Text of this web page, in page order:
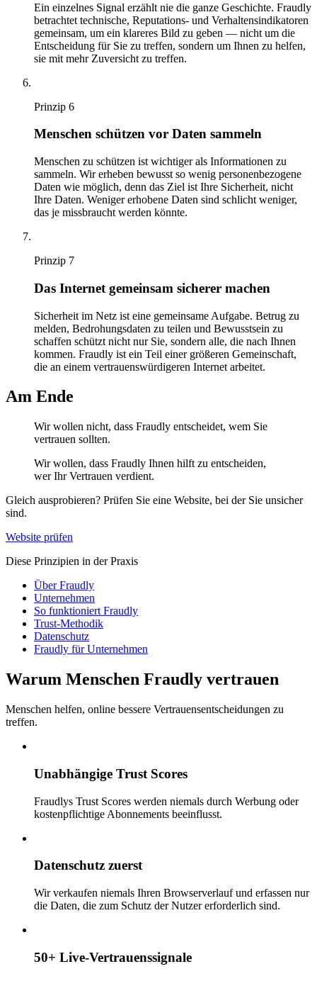
Ein einzelnes Signal erzählt nie die ganze Geschichte. Fraudly
betrachtet technische, Reputations- und Verhaltensindikatoren
gemeinsam, um ein klareres Bild zu geben — nicht um die
Entscheidung für Sie zu treffen, sondern um Ihnen zu helfen,
sie mit mehr Zuversicht zu treffen.
Prinzip 6
Menschen schützen vor Daten sammeln
Menschen zu schützen ist wichtiger als Informationen zu
sammeln. Wir erheben bewusst so wenig personenbezogene
Daten wie möglich, denn das Ziel ist Ihre Sicherheit, nicht
Ihre Daten. Weniger erhobene Daten sind schlicht weniger,
das je missbraucht werden könnte.
Prinzip 7
Das Internet gemeinsam sicherer machen
Sicherheit im Netz ist eine gemeinsame Aufgabe. Betrug zu
melden, Bedrohungsdaten zu teilen und Bewusstsein zu
schaffen schützt nicht nur Sie, sondern alle, die nach Ihnen
kommen. Fraudly ist ein Teil einer größeren Gemeinschaft,
die an einem vertrauenswürdigeren Internet arbeitet.
Am Ende
Wir wollen nicht, dass Fraudly entscheidet, wem Sie
vertrauen sollten.
Wir wollen, dass Fraudly Ihnen hilft zu entscheiden,
wer Ihr Vertrauen verdient.
Gleich ausprobieren? Prüfen Sie eine Website, bei der Sie unsicher
sind.
Website prüfen
Diese Prinzipien in der Praxis
Über Fraudly
Unternehmen
So funktioniert Fraudly
Trust-Methodik
Datenschutz
Fraudly für Unternehmen
Warum Menschen Fraudly vertrauen
Menschen helfen, online bessere Vertrauensentscheidungen zu
treffen.
Unabhängige Trust Scores
Fraudlys Trust Scores werden niemals durch Werbung oder
kostenpflichtige Abonnements beeinflusst.
Datenschutz zuerst
Wir verkaufen niemals Ihren Browserverlauf und erfassen nur
die Daten, die zum Schutz der Nutzer erforderlich sind.
50+ Live-Vertrauenssignale